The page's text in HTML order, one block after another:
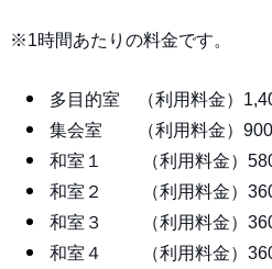
※1時間あたりの料金です。
多目的室 （利用料金）
集会室 （利用料金）
和室１ （利用料金）
和室２ （利用料金）
和室３ （利用料金）
和室４ （利用料金）